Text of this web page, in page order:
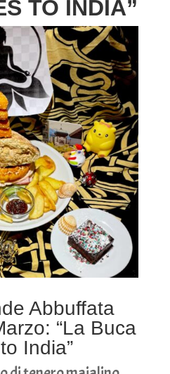
TO INDIA”
Abbuffata
“La Buca
India”